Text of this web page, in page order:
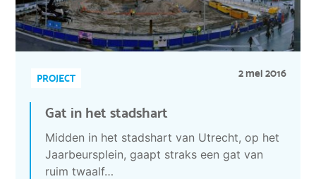
PROJECT 2 mei 2016
Gat in het stadshart
Midden in het stadshart van Utrecht, op het
Jaarbeursplein, gaapt straks een gat van
ruim twaalf…